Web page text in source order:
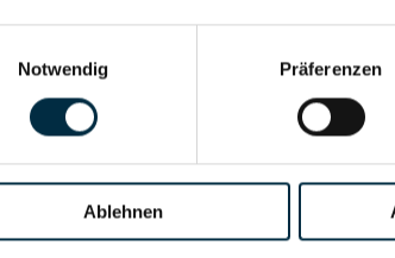
Notwendig
Präferenzen
Ablehnen
Pfad